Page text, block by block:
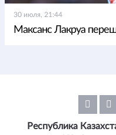
30 июля, 21:44
Максанс Лакруа
Республика